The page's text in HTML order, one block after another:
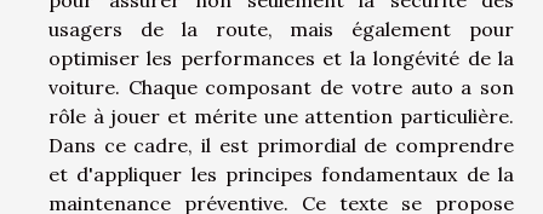
usagers de la route, mais également pour
optimiser les performances et la longévité de la
voiture. Chaque composant de votre auto a son
rôle à jouer et mérite une attention particulière.
Dans ce cadre, il est primordial de comprendre
et d'appliquer les principes fondamentaux de la
maintenance préventive. Ce texte se propose